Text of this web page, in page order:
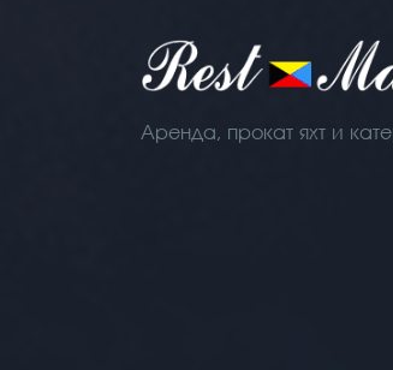
Аренда, прокат яхт и